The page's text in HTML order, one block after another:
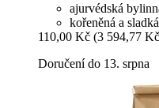
ajurvédská
kořeněná a
110,00 Kč (3 594,77
Doručení do 13. srpna